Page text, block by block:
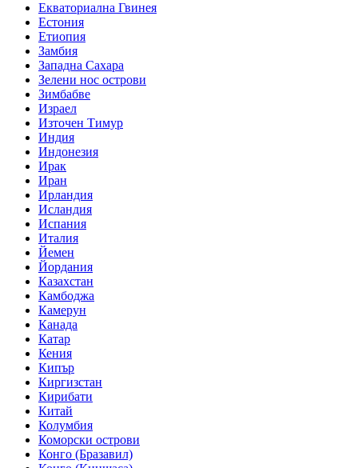
Екваториална Гвинея
Естония
Етиопия
Замбия
Западна Сахара
Зелени нос острови
Зимбабве
Израел
Източен Тимур
Индия
Индонезия
Ирак
Иран
Ирландия
Исландия
Испания
Италия
Йемен
Йордания
Казахстан
Камбоджа
Камерун
Канада
Катар
Кения
Кипър
Киргизстан
Кирибати
Китай
Колумбия
Коморски острови
Конго (Бразавил)